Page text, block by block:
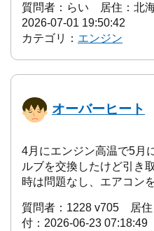
質問者：らい 居住：北
2026-07-01 19:50:42
カテゴリ： エンジン
オーバーヒート
4月にエンジン高温で5月
ルブを交換したけど引き
時は問題なし、エアコン
質問者：1228 v705 居
付：2026-06-23 07:18:49